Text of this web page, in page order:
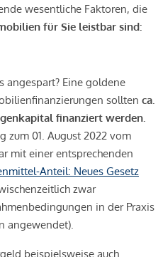
wesentliche Faktoren, die
für Sie leistbar sind:
angespart? Eine goldene
sollten ca.
finanziert werden.
zum 01. August 2022 vom
mit einer entsprechenden
Anteil: Neues Gesetz
zwar
in der Praxis
angewendet).
beispielsweise auch